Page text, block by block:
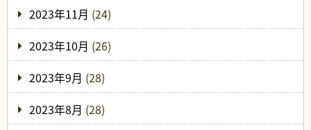
2023年11月 (24)
2023年10月 (26)
2023年9月 (28)
2023年8月 (28)